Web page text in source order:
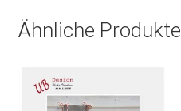
Ähnliche Produkte